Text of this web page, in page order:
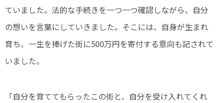
ていました。 法的な手続きを一つ一つ確認しながら、自分
の想いを言葉にしていきました。そこには、自身が生まれ
育ち、一生を捧げた街に500万円を寄付する意向も記されて
いました。
「自分を育ててもらったこの街と、自分を受け入れてくれ